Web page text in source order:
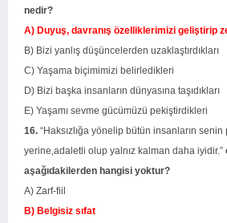
nedir?
A) Duyuş, davranış özelliklerimizi geliştirip
B) Bizi yanlış düşüncelerden uzaklaştırdıkları
C) Yaşama biçimimizi belirledikleri
D) Bizi başka insanların dünyasına taşıdıkları
E) Yaşamı sevme gücümüzü pekiştirdikleri
16. “Haksızlığa yönelip bütün insanların
yerine,adaletli olup yalnız kalman daha iyidir.”
aşağıdakilerden hangisi yoktur?
A) Zarf-fiil
B) Belgisiz sıfat